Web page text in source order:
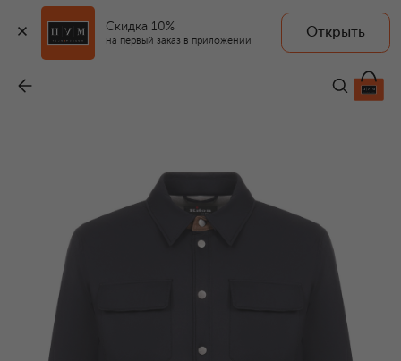
Скидка 10%
на первый заказ в приложении
Открыть
369 500 ₽